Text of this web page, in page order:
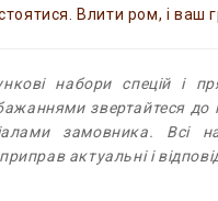
Влити ром, і ваш
набори спецій і
звертайтеся
замовника. Всі
актуальні і